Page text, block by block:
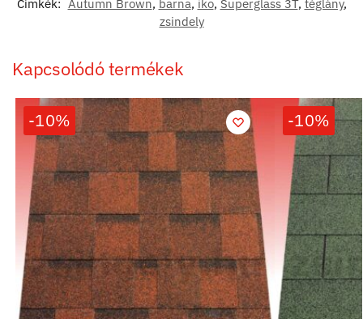
Címkék: Autumn Brown, barna, iko, Superglass 3T, téglány,
zsindely
Kapcsolódó termékek
-10% -10%